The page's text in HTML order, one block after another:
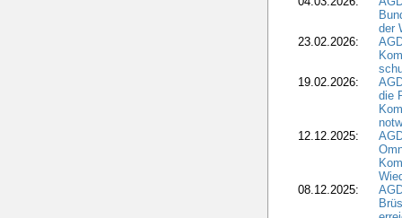
der
23.02.2026:
19.02.2026:
die
12.12.2025:
08.12.2025: